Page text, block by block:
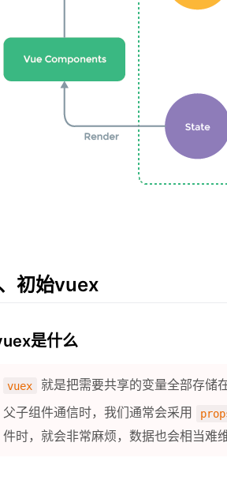
初始vuex
是什么
vuex
就是把需要共享的变量全部存储
父子组件通信时，我们通常会采用
件时，就会非常麻烦，数据也会相当难